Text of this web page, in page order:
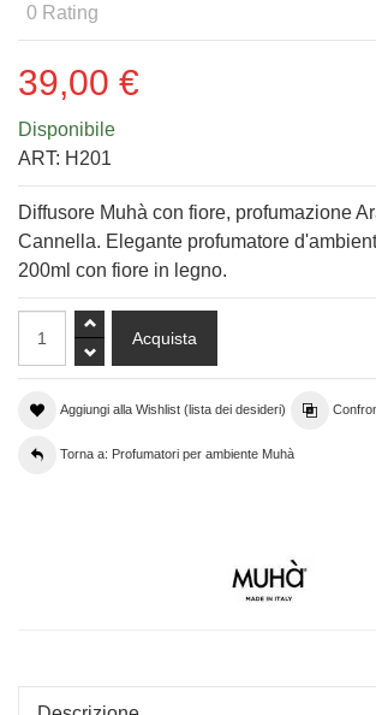
0 Rating
39,00 €
Disponibile
ART: H201
Diffusore Muhà con fiore, profumazione
Cannella. Elegante profumatore
200ml con fiore in legno.
Aggiungi alla Wishlist (lista dei desideri)
Torna a: Profumatori per ambiente Muhà